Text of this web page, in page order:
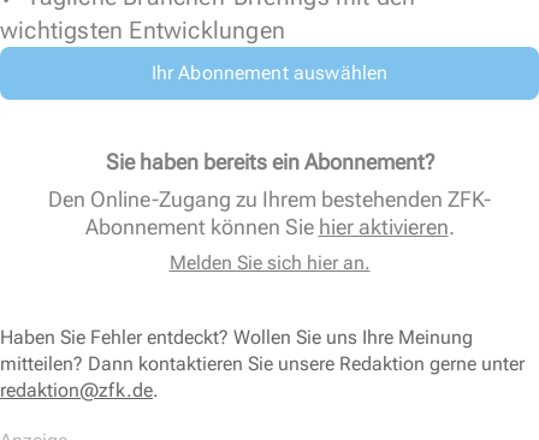
wichtigsten Entwicklungen
Ihr Abonnement auswählen
Sie haben bereits ein Abonnement?
Den Online-Zugang zu Ihrem bestehenden ZFK-
Abonnement können Sie hier aktivieren.
Melden Sie sich hier an.
Haben Sie Fehler entdeckt? Wollen Sie uns Ihre Meinung
mitteilen? Dann kontaktieren Sie unsere Redaktion gerne unter
redaktion@zfk.de.